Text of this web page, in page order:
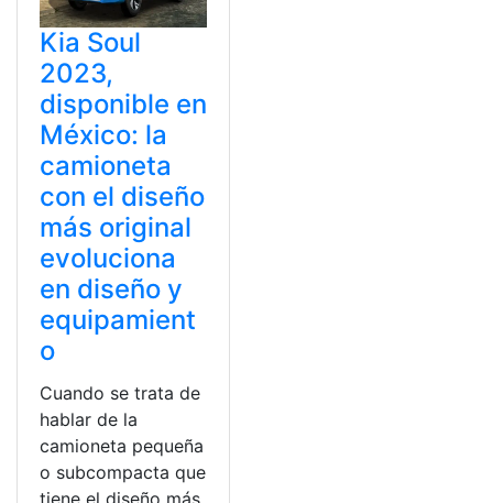
Kia Soul
2023,
disponible en
México: la
camioneta
con el diseño
más original
evoluciona
en diseño y
equipamient
o
Cuando se trata de
hablar de la
camioneta pequeña
o subcompacta que
tiene el diseño más